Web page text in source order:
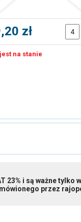
zł
na stanie
23% i są ważne
przez